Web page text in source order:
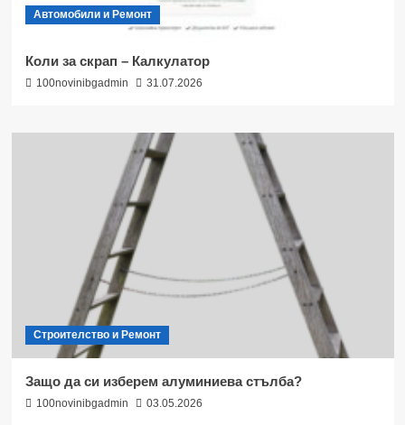
Автомобили и Ремонт
Коли за скрап – Калкулатор
100novinibgadmin 31.07.2026
Строителство и Ремонт
Защо да си изберем алуминиева стълба?
100novinibgadmin 03.05.2026